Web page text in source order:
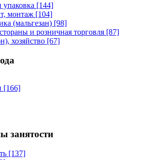
упаковка [144]
монтаж [104]
(мальгезан) [98]
и розничная торговля [87]
хозяйство [67]
[166]
занятости
[137]